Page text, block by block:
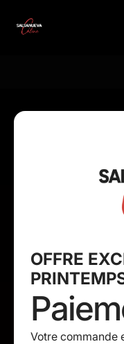
OFFRE
Votre commande